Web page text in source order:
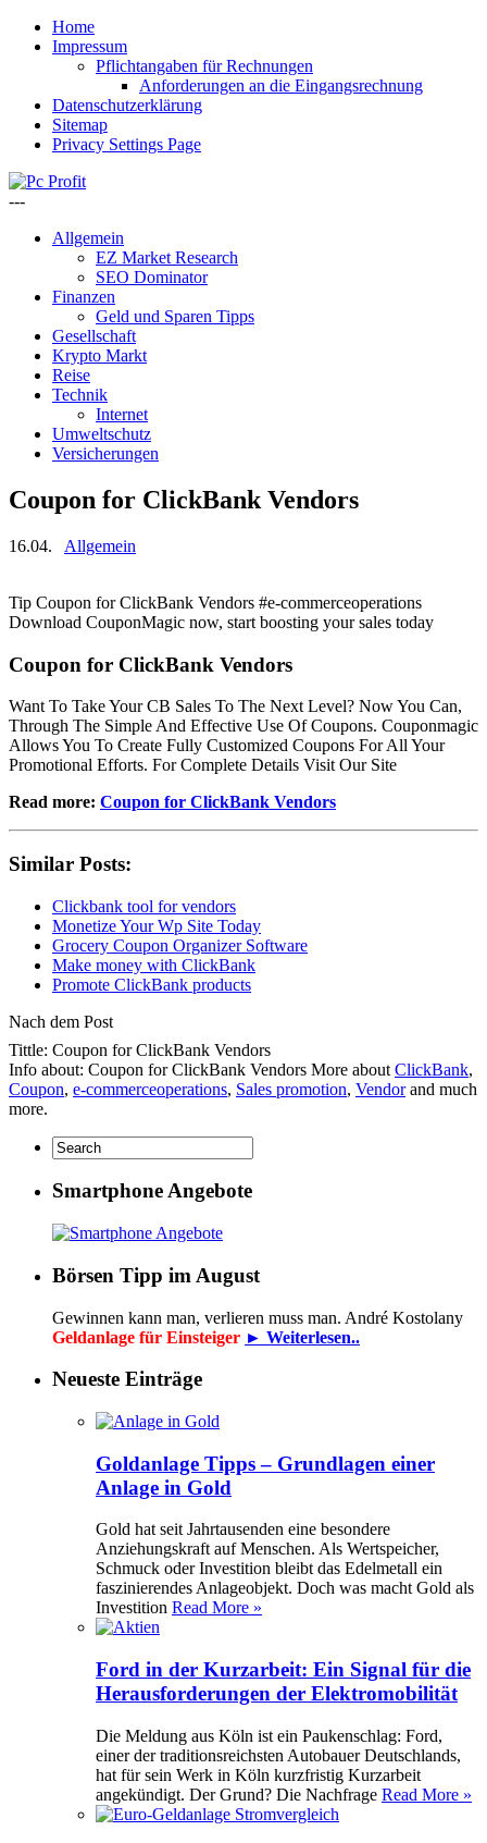
Home
Impressum
Pflichtangaben für Rechnungen
Anforderungen an die Eingangsrechnung
Datenschutzerklärung
Sitemap
Privacy Settings Page
---
Allgemein
EZ Market Research
SEO Dominator
Finanzen
Geld und Sparen Tipps
Gesellschaft
Krypto Markt
Reise
Technik
Internet
Umweltschutz
Versicherungen
Coupon for ClickBank Vendors
16.04. Allgemein
Tip Coupon for ClickBank Vendors #e-commerceoperations
Download CouponMagic now, start boosting your sales today
Coupon for ClickBank Vendors
Want To Take Your CB Sales To The Next Level? Now You Can,
Through The Simple And Effective Use Of Coupons. Couponmagic
Allows You To Create Fully Customized Coupons For All Your
Promotional Efforts. For Complete Details Visit Our Site
Read more: Coupon for ClickBank Vendors
Similar Posts:
Clickbank tool for vendors
Monetize Your Wp Site Today
Grocery Coupon Organizer Software
Make money with ClickBank
Promote ClickBank products
Nach dem Post
Tittle: Coupon for ClickBank Vendors
Info about: Coupon for ClickBank Vendors More about ClickBank,
Coupon, e-commerceoperations, Sales promotion, Vendorand much
more.
Smartphone Angebote
Börsen Tipp im August
Gewinnen kann man, verlieren muss man. André Kostolany
Geldanlage für Einsteiger ► Weiterlesen..
Neueste Einträge
Goldanlage Tipps – Grundlagen einer
Anlage in Gold
Gold hat seit Jahrtausenden eine besondere
Anziehungskraft auf Menschen. Als Wertspeicher,
Schmuck oder Investition bleibt das Edelmetall ein
faszinierendes Anlageobjekt. Doch was macht Gold als
Investition Read More »
Ford in der Kurzarbeit: Ein Signal für die
Herausforderungen der Elektromobilität
Die Meldung aus Köln ist ein Paukenschlag: Ford,
einer der traditionsreichsten Autobauer Deutschlands,
hat für sein Werk in Köln kurzfristig Kurzarbeit
angekündigt. Der Grund? Die Nachfrage Read More »